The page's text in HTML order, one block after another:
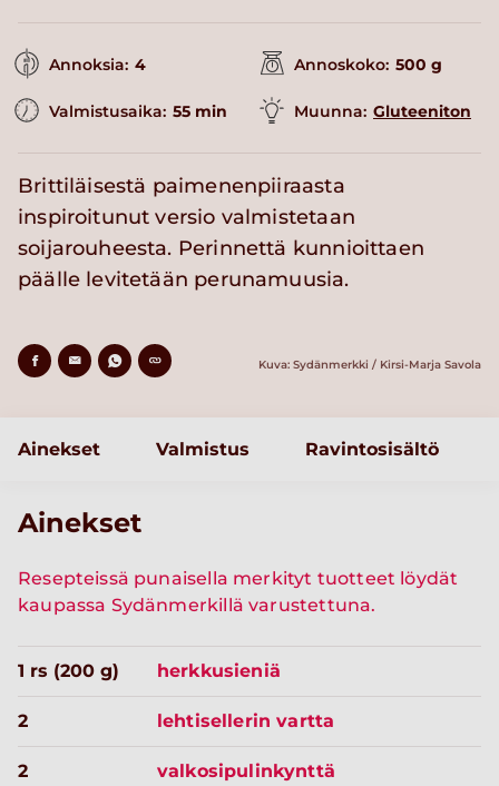
Annoksia: 4 Annoskoko: 500 g
Valmistusaika: 55 min Muunna: Gluteeniton
Brittiläisestä paimenenpiiraasta
inspiroitunut versio valmistetaan
soijarouheesta. Perinnettä kunnioittaen
päälle levitetään perunamuusia.
Kuva: Sydänmerkki / Kirsi-Marja Savola
Ainekset Valmistus Ravintosisältö
Ainekset
Resepteissä punaisella merkityt tuotteet löydät
kaupassa Sydänmerkillä varustettuna.
1 rs (200 g) herkkusieniä
2 lehtisellerin vartta
2 valkosipulinkynttä